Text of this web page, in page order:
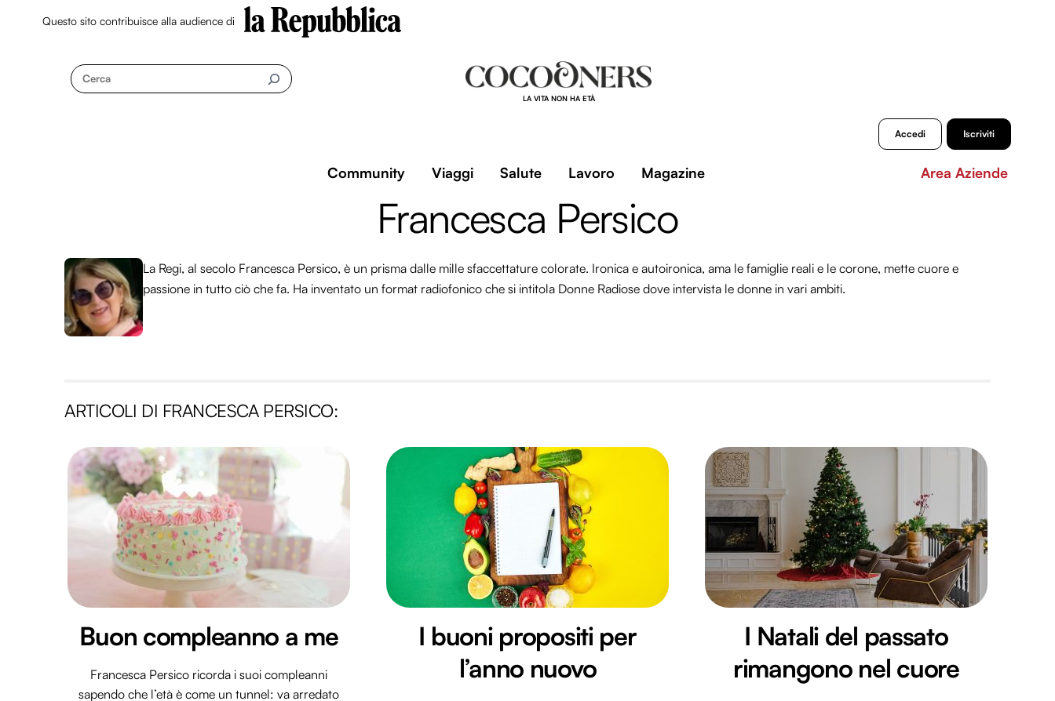
Questo sito contribuisce alla audience di
Cerca
LA VITA NON HA ETÀ
Accedi Iscriviti
Community Viaggi Salute Lavoro Magazine Area Aziende
Francesca Persico
La Regi, al secolo Francesca Persico, è un prisma dalle mille sfaccettature colorate. Ironica e autoironica, ama le famiglie reali e le corone, mette cuore e
passione in tutto ciò che fa. Ha inventato un format radiofonico che si intitola Donne Radiose dove intervista le donne in vari ambiti.
ARTICOLI DI FRANCESCA PERSICO:
Buon compleanno a me
Francesca Persico ricorda i suoi compleanni
sapendo che l’età è come un tunnel: va arredato
I buoni propositi per
l’anno nuovo
I Natali del passato
rimangono nel cuore